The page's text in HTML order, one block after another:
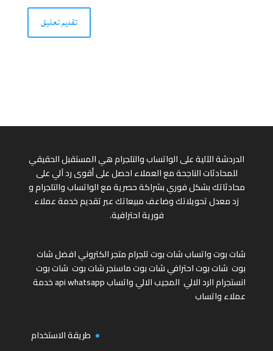
الدردشة الآلية على الواتساب والتلجرام هي المستقبل الحقيقي
للمحادثات الناجحة مع العملاء احصل على أقوى رد آلي على
محادثاتك بشكل فوري بشراكة حصرية مع الواتساب والتلجرام و
زد معدل تحويلاتك وضاعف مبيعاتك عبر تقديم خدمة عملاء
فورية احترافية.
شات بوت واتسابشات بوت تلجراممتجر الكترونيافضل شات
بوت شات بوت احترافيشات بوت ماسنجرشات بوت شات بوت
انستجرامالرد الالي المجيب الالي واتسابapi whatsappخدمة
عملاء واتساب
طريقة الاستخدام